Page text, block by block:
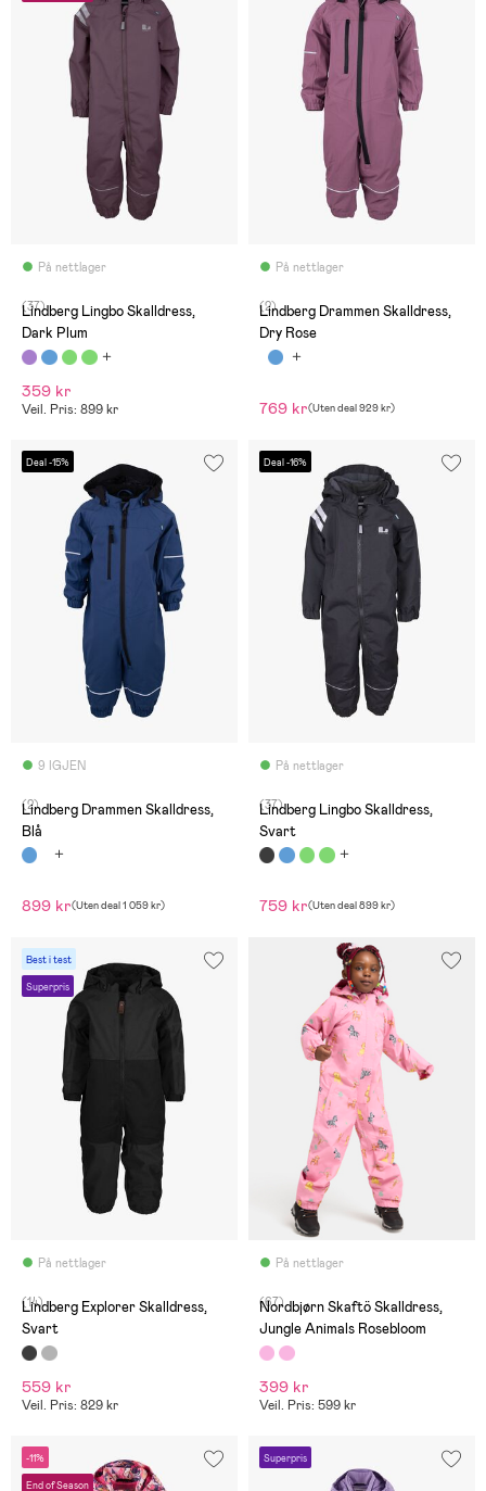
På nettlager
(37)
Lindberg Lingbo Skalldress,
Dark Plum
359 kr
Veil. Pris: 899 kr
På nettlager
(2)
Lindberg Drammen Skalldress,
Dry Rose
769 kr(Uten deal929 kr)
Deal -15%
9 IGJEN
(2)
Lindberg Drammen Skalldress,
Blå
899 kr(Uten deal1 059 kr)
Deal -16%
På nettlager
(37)
Lindberg Lingbo Skalldress,
Svart
759 kr(Uten deal899 kr)
Best i test
Superpris
På nettlager
(14)
Lindberg Explorer Skalldress,
Svart
559 kr
Veil. Pris: 829 kr
På nettlager
(67)
Nordbjørn Skaftö Skalldress,
Jungle Animals Rosebloom
399 kr
Veil. Pris: 599 kr
-11%
End of Season
Superpris